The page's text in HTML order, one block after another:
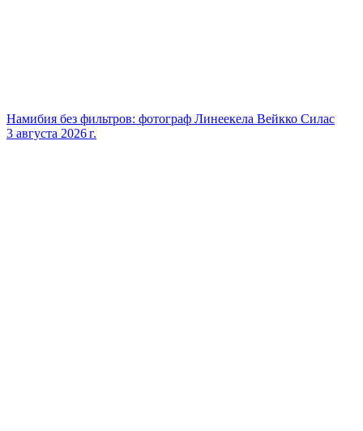
Намибия без фильтров: фотограф Линеекела Вейкко Силас
3 августа 2026 г.